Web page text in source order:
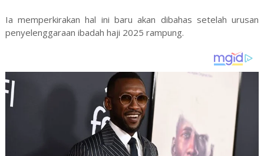
Ia memperkirakan hal ini baru akan dibahas setelah urusan
penyelenggaraan ibadah haji 2025 rampung.